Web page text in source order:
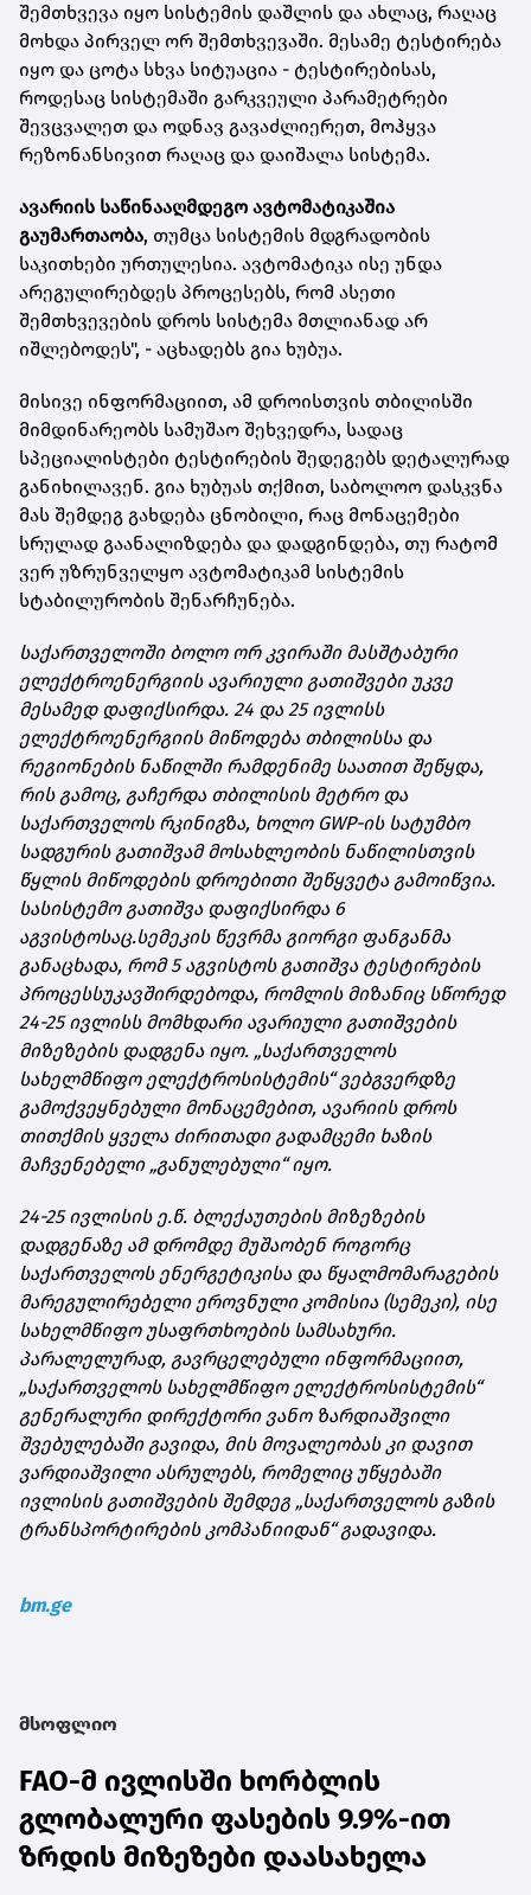
შემთხვევა იყო სისტემის დაშლის და ახლაც, რაღაც
მოხდა პირველ ორ შემთხვევაში. მესამე ტესტირება
იყო და ცოტა სხვა სიტუაცია - ტესტირებისას,
როდესაც სისტემაში გარკვეული პარამეტრები
შევცვალეთ და ოდნავ გავაძლიერეთ, მოჰყვა
რეზონანსივით რაღაც და დაიშალა სისტემა.
ავარიის საწინააღმდეგო ავტომატიკაშია
გაუმართაობა, თუმცა სისტემის მდგრადობის
საკითხები ურთულესია. ავტომატიკა ისე უნდა
არეგულირებდეს პროცესებს, რომ ასეთი
შემთხვევების დროს სისტემა მთლიანად არ
იშლებოდეს", - აცხადებს გია ხუბუა.
მისივე ინფორმაციით, ამ დროისთვის თბილისში
მიმდინარეობს სამუშაო შეხვედრა, სადაც
სპეციალისტები ტესტირების შედეგებს დეტალურად
განიხილავენ. გია ხუბუას თქმით, საბოლოო დასკვნა
მას შემდეგ გახდება ცნობილი, რაც მონაცემები
სრულად გაანალიზდება და დადგინდება, თუ რატომ
ვერ უზრუნველყო ავტომატიკამ სისტემის
სტაბილურობის შენარჩუნება.
საქართველოში ბოლო ორ კვირაში მასშტაბური
ელექტროენერგიის ავარიული გათიშვები უკვე
მესამედ დაფიქსირდა. 24 და 25 ივლისს
ელექტროენერგიის მიწოდება თბილისსა და
რეგიონების ნაწილში რამდენიმე საათით შეწყდა,
რის გამოც, გაჩერდა თბილისის მეტრო და
საქართველოს რკინიგზა, ხოლო GWP-ის სატუმბო
სადგურის გათიშვამ მოსახლეობის ნაწილისთვის
წყლის მიწოდების დროებითი შეწყვეტა გამოიწვია.
სასისტემო გათიშვა დაფიქსირდა 6
აგვისტოსაც.სემეკის წევრმა გიორგი ფანგანმა
განაცხადა, რომ 5 აგვისტოს გათიშვა ტესტირების
პროცესსუკავშირდებოდა, რომლის მიზანიც სწორედ
24-25 ივლისს მომხდარი ავარიული გათიშვების
მიზეზების დადგენა იყო. „საქართველოს
სახელმწიფო ელექტროსისტემის“ ვებგვერდზე
გამოქვეყნებული მონაცემებით, ავარიის დროს
თითქმის ყველა ძირითადი გადამცემი ხაზის
მაჩვენებელი „განულებული“ იყო.
24-25 ივლისის ე.წ. ბლექაუთების მიზეზების
დადგენაზე ამ დრომდე მუშაობენ როგორც
საქართველოს ენერგეტიკისა და წყალმომარაგების
მარეგულირებელი ეროვნული კომისია (სემეკი), ისე
სახელმწიფო უსაფრთხოების სამსახური.
პარალელურად, გავრცელებული ინფორმაციით,
„საქართველოს სახელმწიფო ელექტროსისტემის“
გენერალური დირექტორი ვანო ზარდიაშვილი
შვებულებაში გავიდა, მის მოვალეობას კი დავით
ვარდიაშვილი ასრულებს, რომელიც უწყებაში
ივლისის გათიშვების შემდეგ „საქართველოს გაზის
ტრანსპორტირების კომპანიიდან“ გადავიდა.
bm.ge
მსოფლიო
FAO-მ ივლისში ხორბლის
გლობალური ფასების 9.9%-ით
ზრდის მიზეზები დაასახელა